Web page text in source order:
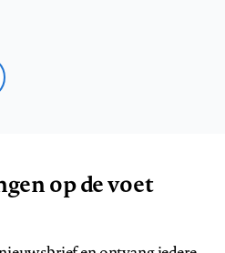
op de voet